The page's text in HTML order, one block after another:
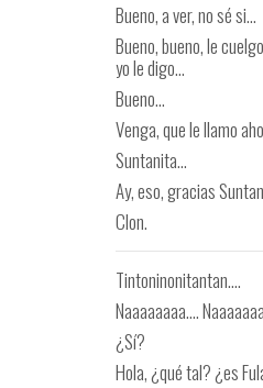
Bueno, a ver, no sé si…
Bueno, bueno, le
yo le digo…
Bueno…
Venga, que le llamo
Suntanita…
Ay, eso, gracias
Clon.
Tintoninonitantan….
Naaaaaaaa….
¿Sí?
Hola, ¿qué tal? ¿es